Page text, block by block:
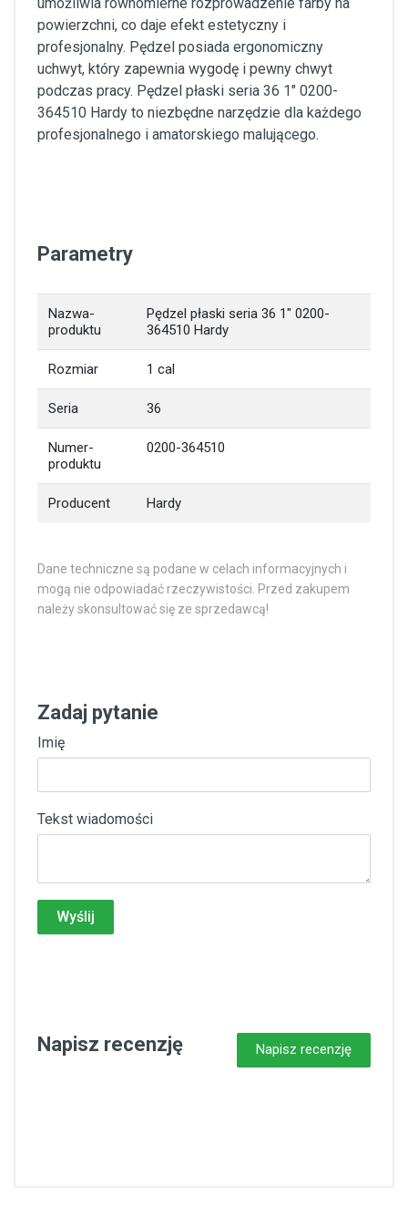
powierzchni, co daje efekt estetyczny i
profesjonalny. Pędzel posiada ergonomiczny
uchwyt, który zapewnia wygodę i pewny chwyt
podczas pracy. Pędzel płaski seria 36 1" 0200-
364510 Hardy to niezbędne narzędzie dla każdego
profesjonalnego i amatorskiego malującego.
Parametry
Nazwa-
produktu
Pędzel płaski seria 36 1" 0200-
364510 Hardy
Rozmiar 1 cal
Seria 36
Numer-
produktu
0200-364510
Producent Hardy
Dane techniczne są podane w celach informacyjnych i
mogą nie odpowiadać rzeczywistości. Przed zakupem
należy skonsultować się ze sprzedawcą!
Zadaj pytanie
Imię
Tekst wiadomości
Wyślij
Napisz recenzję Napisz recenzję